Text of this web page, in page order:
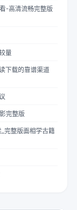
-高清流畅完整版
量
下载的靠谱渠道
完整版
完整版面相学古籍